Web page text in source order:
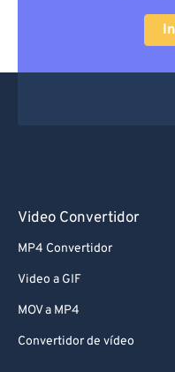
Video Convertidor
MP4 Convertidor
Video a GIF
MOV a MP4
Convertidor de vídeo